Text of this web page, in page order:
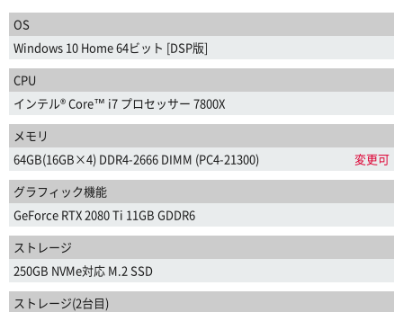
OS
Windows 10 Home 64ビット [DSP版]
CPU
インテル® Core™ i7 プロセッサー 7800X
メモリ
64GB(16GB×4) DDR4-2666 DIMM (PC4-21300)
変更可
グラフィック機能
GeForce RTX 2080 Ti 11GB GDDR6
ストレージ
250GB NVMe対応 M.2 SSD
ストレージ(2台目)